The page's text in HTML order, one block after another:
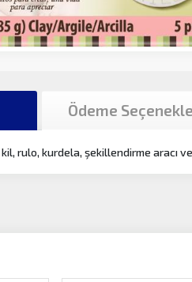
Ödeme
rulo, kurdela, şekillendirme aracı